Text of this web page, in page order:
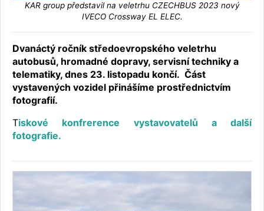
KAR group představil na veletrhu CZECHBUS 2023 nový
IVECO Crossway EL ELEC.
Dvanáctý ročník středoevropského veletrhu
autobusů, hromadné dopravy, servisní techniky a
telematiky, dnes 23. listopadu končí. Část
vystavených vozidel přinášíme prostřednictvím
fotografií.
Tiskové konfrerence vystavovatelů a další
fotografie.